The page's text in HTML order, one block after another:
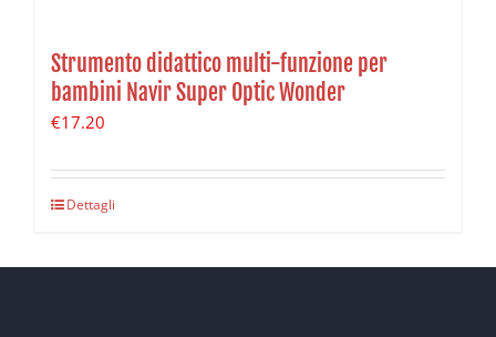
Strumento didattico multi-funzione per
bambini Navir Super Optic Wonder
€17.20
Dettagli